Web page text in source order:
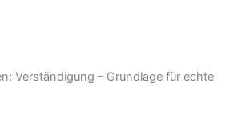
Verständigung – Grundlage für echte